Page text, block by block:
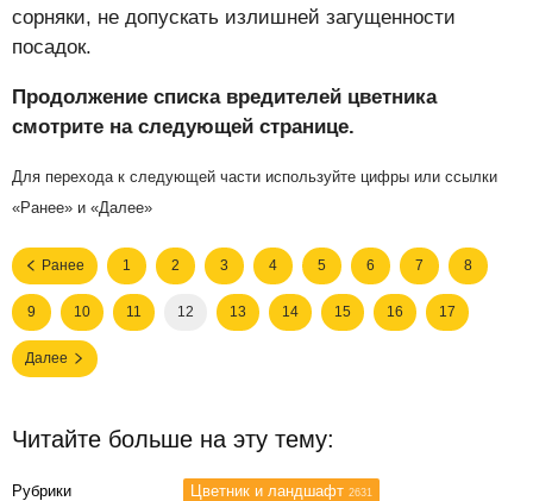
сорняки, не допускать излишней загущенности
посадок.
Продолжение списка вредителей цветника
смотрите на следующей странице.
Для перехода к следующей части используйте цифры или ссылки
«Ранее» и «Далее»
Ранее 1 2 3 4 5 6 7 8
9 10 11 12 13 14 15 16 17
Далее
Читайте больше на эту тему:
Рубрики Цветник и ландшафт 2631